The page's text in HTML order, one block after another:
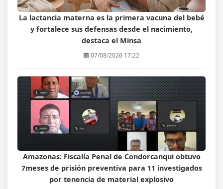
La lactancia materna es la primera vacuna del bebé
y fortalece sus defensas desde el nacimiento,
destaca el Minsa
07/08/2026 17:22
Amazonas: Fiscalía Penal de Condorcanqui obtuvo
7meses de prisión preventiva para 11 investigados
por tenencia de material explosivo